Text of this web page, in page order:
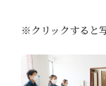
※クリックすると